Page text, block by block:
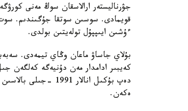
جۋرناليستەر ارالاسقان سوڭ مەنى
قويمادى. سوسىن سوتقا جۇگىندىم.
ءۇشىن ايىپپۇل تولەيتىن بولدى.
بۇلاي جاساۋ ماعان وڭاي تيمەدى.
كەيبىر ادامدار مەن دۇنيەگە
دەپ بۇكىل انالار
ەكەن.